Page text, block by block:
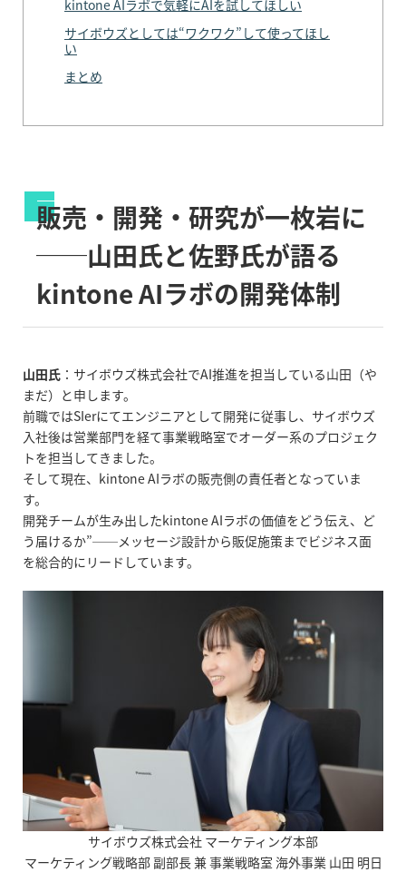
kintone AIラボで気軽にAIを試してほしい
サイボウズとしては“ワクワク”して使ってほし
い
まとめ
販売・開発・研究が一枚岩に
──山田氏と佐野氏が語る
kintone AIラボの開発体制
山田氏 ：サイボウズ株式会社でAI推進を担当している山田（や
まだ）と申します。
前職ではSIerにてエンジニアとして開発に従事し、サイボウズ
入社後は営業部門を経て事業戦略室でオーダー系のプロジェク
トを担当してきました。
そして現在、 kintone AIラボの販売側の責任者となっていま
す。
開発チームが生み出したkintone AIラボの価値をどう伝え、ど
う届けるか”──メッセージ設計から販促施策までビジネス面
を総合的にリードしています。
サイボウズ株式会社 マーケティング本部
マーケティング戦略部 副部長 兼 事業戦略室 海外事業 山田 明日